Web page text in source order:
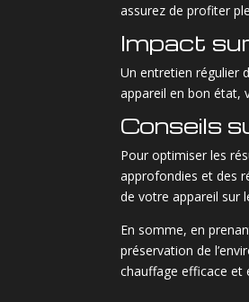
assurez de profiter
Impact
Un entretien régulier
appareil en bon état,
Conseils
Pour optimiser les
approfondies et des
de votre appareil sur
En somme, en
préservation de
chauffage efficace et